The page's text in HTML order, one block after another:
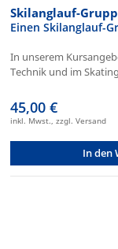
Skilanglauf-
Einen Skilanglauf-
In unserem
Technik und im
45,00 €
inkl. Mwst., zzgl. Versand
In den